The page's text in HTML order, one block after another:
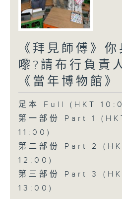
《拜見師傅》
嚟?請布行負責
《當年博物館》
足本 Full (HKT
第一部份 Part 1
11:00)
第二部份 Part 2
12:00)
第三部份 Part 3
13:00)